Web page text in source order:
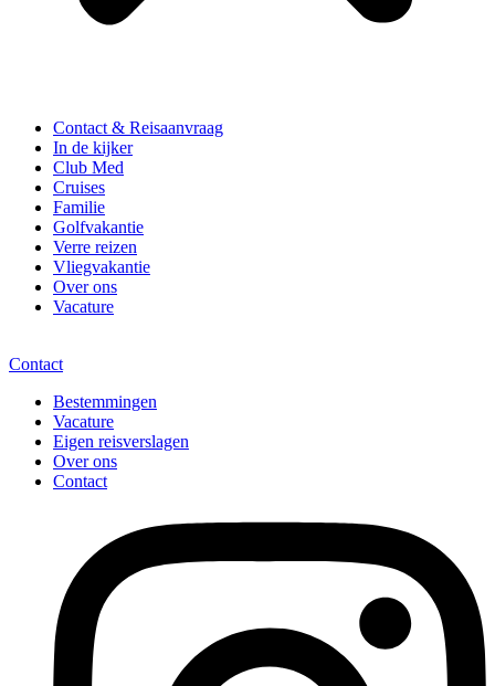
Contact & Reisaanvraag
In de kijker
Club Med
Cruises
Familie
Golfvakantie
Verre reizen
Vliegvakantie
Over ons
Vacature
Contact
Bestemmingen
Vacature
Eigen reisverslagen
Over ons
Contact